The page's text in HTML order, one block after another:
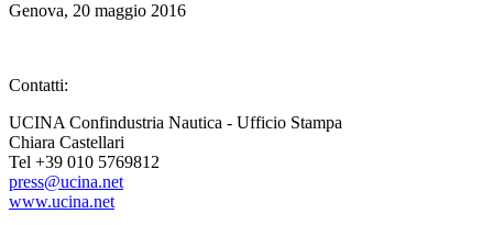
Genova, 20 maggio 2016
Contatti:
UCINA Confindustria Nautica - Ufficio Stampa
Chiara Castellari
Tel +39 010 5769812
press@ucina.net
www.ucina.net